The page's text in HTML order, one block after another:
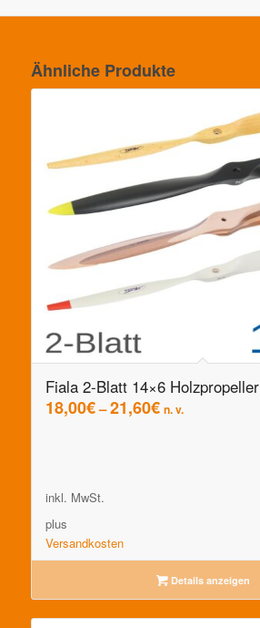
Ähnliche Produkte
Fiala 2-Blatt 14×6 Holzpropeller
18,00€–21,60€ n. v.
inkl. MwSt.
plus
Versandkosten
Details anzeigen